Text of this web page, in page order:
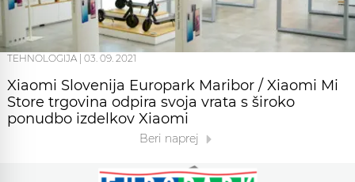
TEHNOLOGIJA | 03. 09. 2021
Xiaomi Slovenija Europark Maribor / Xiaomi Mi
Store trgovina odpira svoja vrata s široko
ponudbo izdelkov Xiaomi
Beri naprej